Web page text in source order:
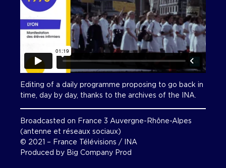
Editing of a daily programme proposing to go back in
time, day by day, thanks to the archives of the INA.
Broadcasted on France 3 Auvergne-Rhône-Alpes
(antenne et réseaux sociaux)
© 2021 – France Télévisions / INA
Produced by Big Company Prod